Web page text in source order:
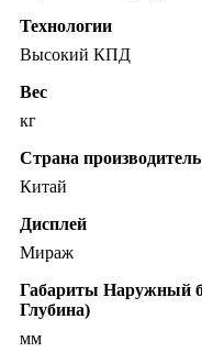
Технологии
Высокий КПД
Вес
кг
Страна производитель
Китай
Дисплей
Мираж
Габариты Наружный
Глубина)
мм